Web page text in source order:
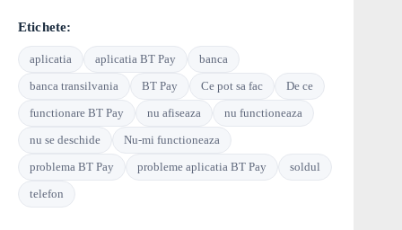
Etichete:
aplicatia aplicatia BT Pay
banca
banca transilvania
BT Pay Ce pot sa fac
De ce
functionare BT Pay
nu afiseaza
nu functioneaza
nu se deschide
Nu-mi functioneaza
problema BT Pay
probleme aplicatia BT Pay
soldul
telefon